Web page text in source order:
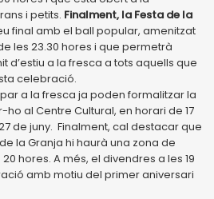
i petits. Finalment, la Festa de la
final amb el ball popular, amenitzat
les 23.30 hores i que permetrà
d’estiu a la fresca a tots aquells que
celebració.
a la fresca ja poden formalitzar la
al Centre Cultural, en horari de 17
de juny. Finalment, cal destacar que
la Granja hi haurà una zona de
hores. A més, el divendres a les 19
amb motiu del primer aniversari